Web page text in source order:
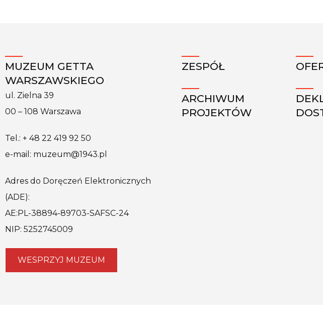
MUZEUM GETTA
WARSZAWSKIEGO
ul. Zielna 39
00 – 108 Warszawa
Tel.: + 48 22 419 92 50
e-mail: muzeum@1943.pl
Adres do Doręczeń Elektronicznych
(ADE):
AE:PL-38894-89703-SAFSC-24
NIP: 5252745009
WESPRZYJ MUZEUM
ZESPÓŁ
ARCHIWUM
PROJEKTÓW